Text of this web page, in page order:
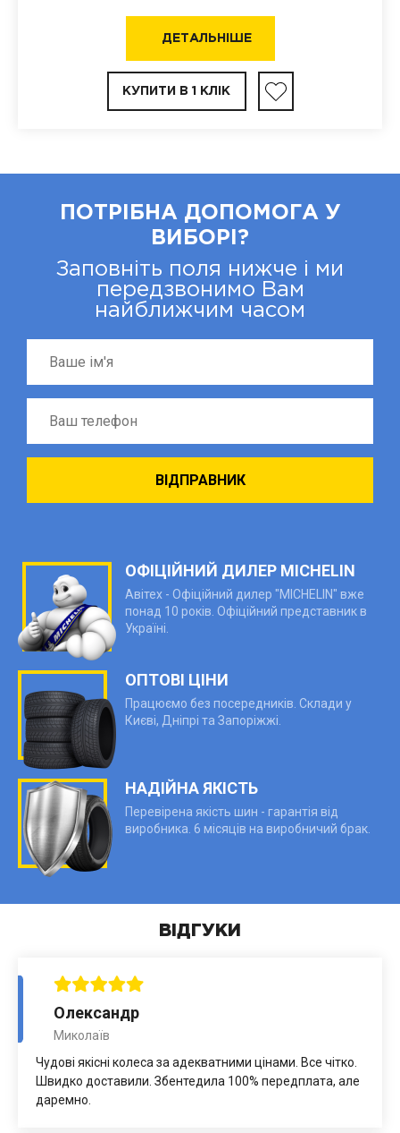
ДЕТАЛЬНІШЕ
КУПИТИ В 1 КЛІК
ПОТРІБНА ДОПОМОГА У
ВИБОРІ?
Заповніть поля нижче і ми
передзвонимо Вам
найближчим часом
ОФІЦІЙНИЙ ДИЛЕР MICHELIN
Авітех - Офіційний дилер "MICHELIN" вже
понад 10 років. Офіційний представник в
Україні.
ОПТОВІ ЦІНИ
Працюємо без посередників. Склади у
Києві, Дніпрі та Запоріжжі.
НАДІЙНА ЯКІСТЬ
Перевірена якість шин - гарантія від
виробника. 6 місяців на виробничий брак.
ВІДГУКИ
Олександр
Миколаїв
Чудові якісні колеса за адекватними цінами. Все чітко.
Швидко доставили. Збентедила 100% передплата, але
даремно.